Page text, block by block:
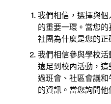
我們相信，選擇與
的重要一環。當您
社團為什麼是您的
我們相信參與學校
遠足到校內活動，
過班會、社區會議
的資訊。當您詢問